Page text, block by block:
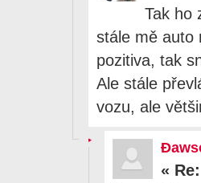
Tak ho
stále mě auto
pozitiva, tak
Ale stále
vozu, ale
«